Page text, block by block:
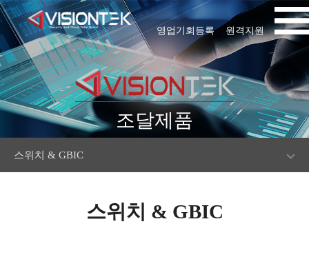
원격지원
영업기회등록
조달제품
스위치 & GBIC
스위치 & GBIC